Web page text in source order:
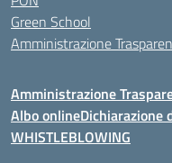
Green School
Amministrazione
Amministrazione
Albo onlineDichiarazione
WHISTLEBLOWING